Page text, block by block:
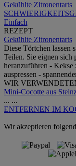
Gekühlte Zitronentarts
Einfach
REZEPT
Gekühlte Zitronentarts
Diese Törtchen lassen
Teilen. Sie eignen sich
heranzuführen -
auspressen -
WIR
Mini-Cocotte aus
... ...
ENTFERNEN IM
Wir akzeptieren